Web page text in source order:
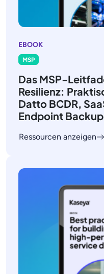
EBOOK
MSP
Das MSP-
Resilienz:
Datto BCDR,
Endpoint Backup
Ressourcen anzeigen